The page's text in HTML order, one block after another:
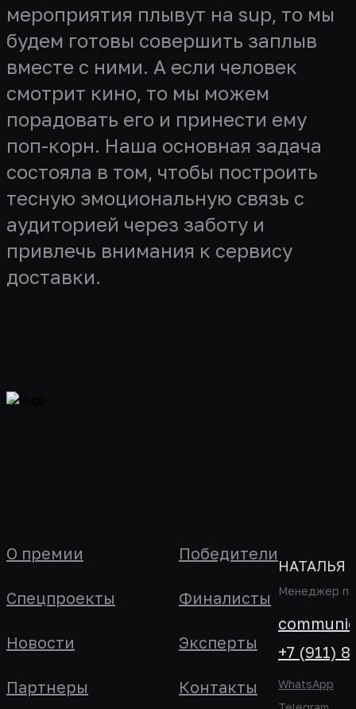
мероприятия плывут на sup, то мы
будем готовы совершить заплыв
вместе с ними. А если человек
смотрит кино, то мы можем
порадовать его и принести ему
поп-корн. Наша основная задача
состояла в том, чтобы построить
тесную эмоциональную связь с
аудиторией через заботу и
привлечь внимания к сервису
доставки.
О премии
Спецпроекты
Новости
Партнеры
Победители
Финалисты
Эксперты
Контакты
НАТАЛЬЯ
Менеджер по
+7 (911)
WhatsApp